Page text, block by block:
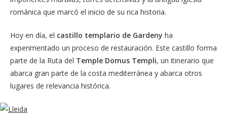
románica que marcó el inicio de su rica historia.
Hoy en día, el castillo templario de Gardeny ha
experimentado un proceso de restauración. Este castillo forma
parte de la Ruta del Temple Domus Templi, un itinerario que
abarca gran parte de la costa mediterránea y abarca otros
lugares de relevancia histórica.